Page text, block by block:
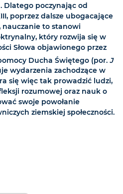
Dlatego poczynając od
poprzez dalsze ubogacające
to stanowi
który rozwija się w
Słowa objawionego przez
Ducha Świętego (por. J
wydarzenia zachodzące w
się więc tak prowadzić ludzi,
rozumowej oraz nauk o
swoje powołanie
ziemskiej społeczności.